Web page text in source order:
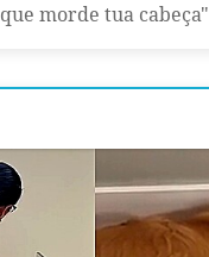
morde tua cabeça"